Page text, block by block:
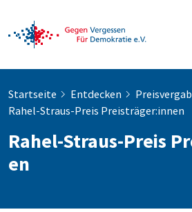
Startseite Entdecken
Rahel-Straus-Preis Preisträger:innen
Rahel-Straus-Preis
en